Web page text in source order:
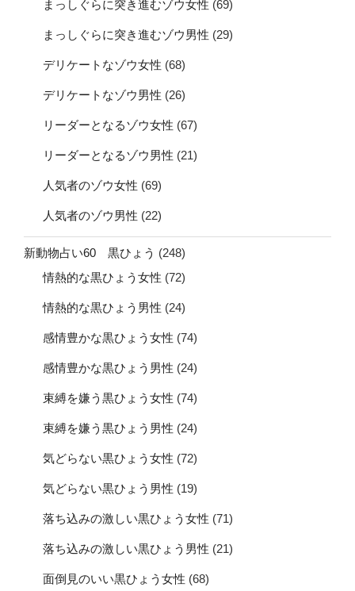
まっしぐらに突き進むゾウ女性 (69)
まっしぐらに突き進むゾウ男性 (29)
デリケートなゾウ女性 (68)
デリケートなゾウ男性 (26)
リーダーとなるゾウ女性 (67)
リーダーとなるゾウ男性 (21)
人気者のゾウ女性 (69)
人気者のゾウ男性 (22)
新動物占い60 黒ひょう (248)
情熱的な黒ひょう女性 (72)
情熱的な黒ひょう男性 (24)
感情豊かな黒ひょう女性 (74)
感情豊かな黒ひょう男性 (24)
束縛を嫌う黒ひょう女性 (74)
束縛を嫌う黒ひょう男性 (24)
気どらない黒ひょう女性 (72)
気どらない黒ひょう男性 (19)
落ち込みの激しい黒ひょう女性 (71)
落ち込みの激しい黒ひょう男性 (21)
面倒見のいい黒ひょう女性 (68)